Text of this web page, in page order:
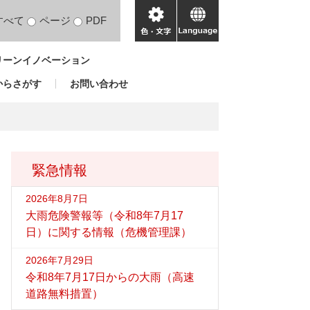
べて ページ PDF
色・
文
language
ンイノベーション
らさがす お問い合わせ
緊急情報
2026年8月7日
大雨危険警報等（令和8年7月17
日）に関する情報（危機管理課）
2026年7月29日
令和8年7月17日からの大雨（高速
道路無料措置）